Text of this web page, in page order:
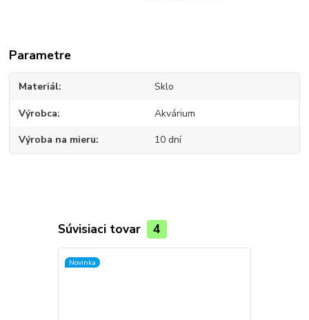
Parametre
Materiál Sklo
Výrobca Akvárium
Výroba na mieru 10 dní
Súvisiaci tovar 4
Novinka